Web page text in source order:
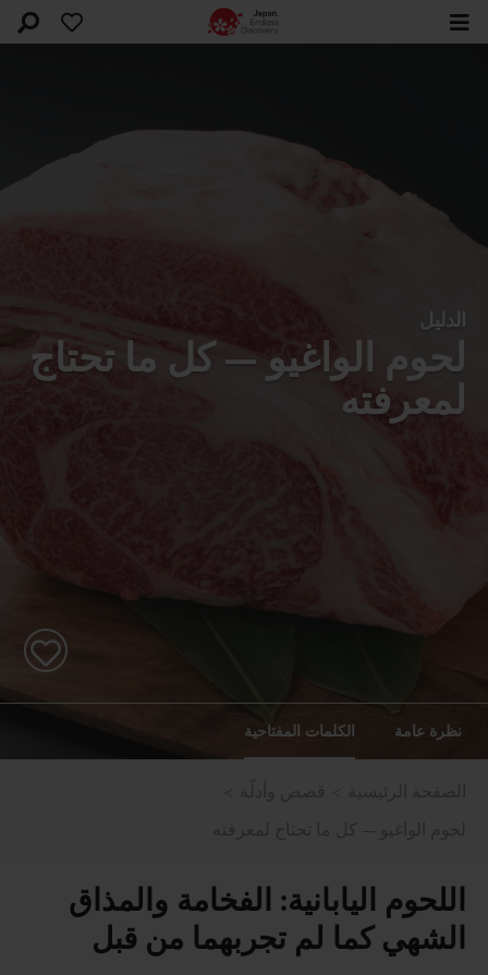
الدليل
لحوم الواغيو — كل ما تحتاج
لمعرفته
نظرة عامة الكلمات المفتاحية
اللحوم اليابانية: الفخامة والمذاق
الشهي كما لم تجربهما من قبل